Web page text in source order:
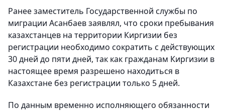
Ранее заместитель Государственной службы по
миграции Асанбаев заявлял, что сроки пребывания
казахстанцев на территории Киргизии без
регистрации необходимо сократить с действующих
30 дней до пяти дней, так как гражданам Киргизии в
настоящее время разрешено находиться в
Казахстане без регистрации только 5 дней.
По данным временно исполняющего обязанности